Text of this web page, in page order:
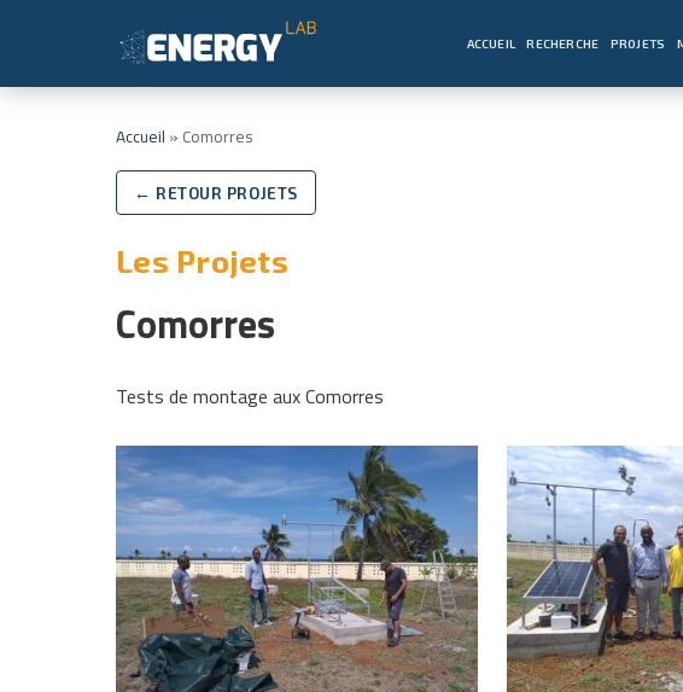
ACCUEIL RECHERCHE PROJETS
Accueil » Comorres
← RETOUR PROJETS
Les Projets
Comorres
Tests de montage aux Comorres